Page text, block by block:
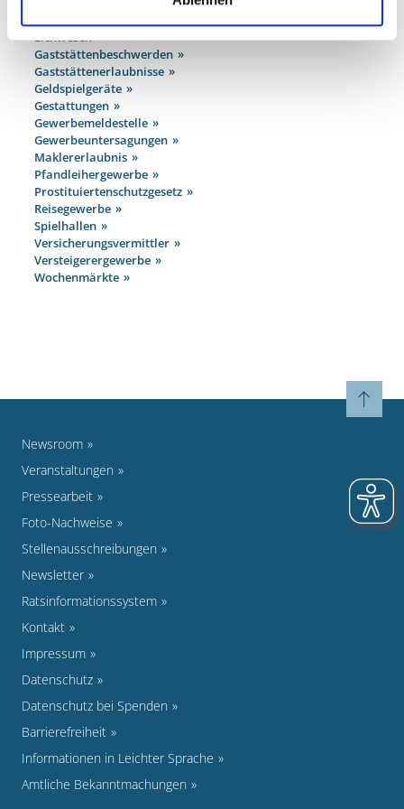
Eichwesen
Gaststättenbeschwerden
Gaststättenerlaubnisse
Geldspielgeräte
Gestattungen
Gewerbemeldestelle
Gewerbeuntersagungen
Maklererlaubnis
Pfandleihergewerbe
Prostituiertenschutzgesetz
Reisegewerbe
Spielhallen
Versicherungsvermittler
Versteigerergewerbe
Wochenmärkte
Newsroom
Veranstaltungen
Pressearbeit
Foto-Nachweise
Stellenausschreibungen
Newsletter
Ratsinformationssystem
Kontakt
Impressum
Datenschutz
Datenschutz bei Spenden
Barrierefreiheit
Informationen in Leichter Sprache
Amtliche Bekanntmachungen